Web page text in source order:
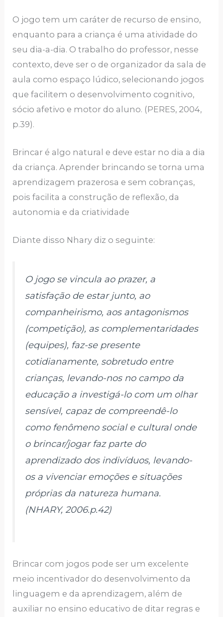
O jogo tem um caráter de recurso de ensino,
enquanto para a criança é uma atividade do
seu dia-a-dia. O trabalho do professor, nesse
contexto, deve ser o de organizador da sala de
aula como espaço lúdico, selecionando jogos
que facilitem o desenvolvimento cognitivo,
sócio afetivo e motor do aluno. (PERES, 2004,
p.39).
Brincar é algo natural e deve estar no dia a dia
da criança. Aprender brincando se torna uma
aprendizagem prazerosa e sem cobranças,
pois facilita a construção de reflexão, da
autonomia e da criatividade
Diante disso Nhary diz o seguinte:
O jogo se vincula ao prazer, a
satisfação de estar junto, ao
companheirismo, aos antagonismos
(competição), as complementaridades
(equipes), faz-se presente
cotidianamente, sobretudo entre
crianças, levando-nos no campo da
educação a investigá-lo com um olhar
sensível, capaz de compreendê-lo
como fenômeno social e cultural onde
o brincar/jogar faz parte do
aprendizado dos indivíduos, levando-
os a vivenciar emoções e situações
próprias da natureza humana.
(NHARY, 2006.p.42)
Brincar com jogos pode ser um excelente
meio incentivador do desenvolvimento da
linguagem e da aprendizagem, além de
auxiliar no ensino educativo de ditar regras e